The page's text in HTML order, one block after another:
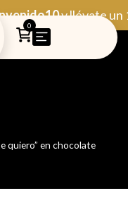
y llévate un
0
quiero” en chocolate